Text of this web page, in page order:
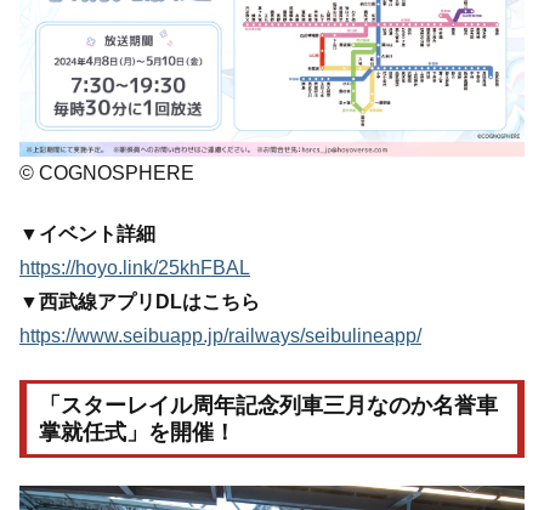
© COGNOSPHERE
▼イベント詳細
https://hoyo.link/25khFBAL
▼西武線アプリDLはこちら
https://www.seibuapp.jp/railways/seibulineapp/
「スターレイル周年記念列車三月なのか名誉車
掌就任式」を開催！